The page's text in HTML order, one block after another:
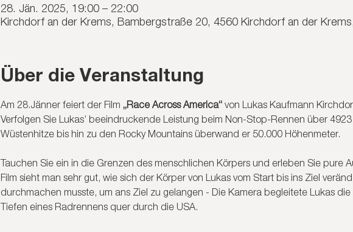
28. Jän. 2025, 19:00 – 22:00
Kirchdorf an der Krems, Bambergstraße 20, 4560 Kirchdorf an der
Über die Veranstaltung
Am 28.Jänner feiert der Film „Race Across America“ von Lukas Kaufmann
Verfolgen Sie Lukas’ beeindruckende Leistung beim Non-Stop-Rennen über
Wüstenhitze bis hin zu den Rocky Mountains überwand er 50.000 Höhenmeter.
Tauchen Sie ein in die Grenzen des menschlichen Körpers und erleben Sie pure
Film sieht man sehr gut, wie sich der Körper von Lukas vom Start bis ins Ziel
durchmachen musste, um ans Ziel zu gelangen - Die Kamera begleitete Lukas
Tiefen eines Radrennens quer durch die USA.